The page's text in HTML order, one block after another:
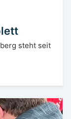
steht seit